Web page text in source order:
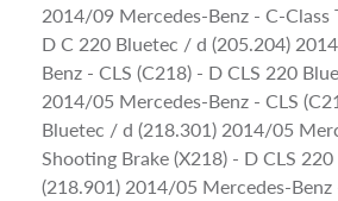
2014/09 Mercedes-Benz - C-Class
D C 220 Bluetec / d (205.204)
Benz - CLS (C218) - D CLS 220
2014/05 Mercedes-Benz - CLS
Bluetec / d (218.301) 2014/05
Shooting Brake (X218) - D CLS
(218.901) 2014/05 Mercedes-Benz